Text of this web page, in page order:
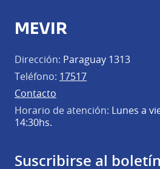
MEVIR
Dirección: Paraguay 1313
Teléfono: 17517
Contacto
Horario de atención: Lunes a
14:30hs.
Suscribirse al boletín